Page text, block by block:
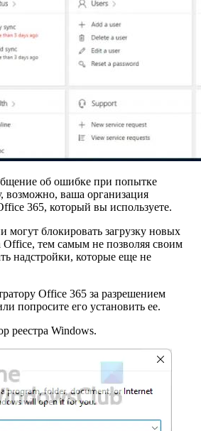
об ошибке при попытке
возможно, ваша организация
365, который вы используете.
могут блокировать загрузку новых
Office, тем самым не позволяя своим
надстройки, которые еще не
Office 365 за разрешением
попросите его установить ее.
реестра Windows.